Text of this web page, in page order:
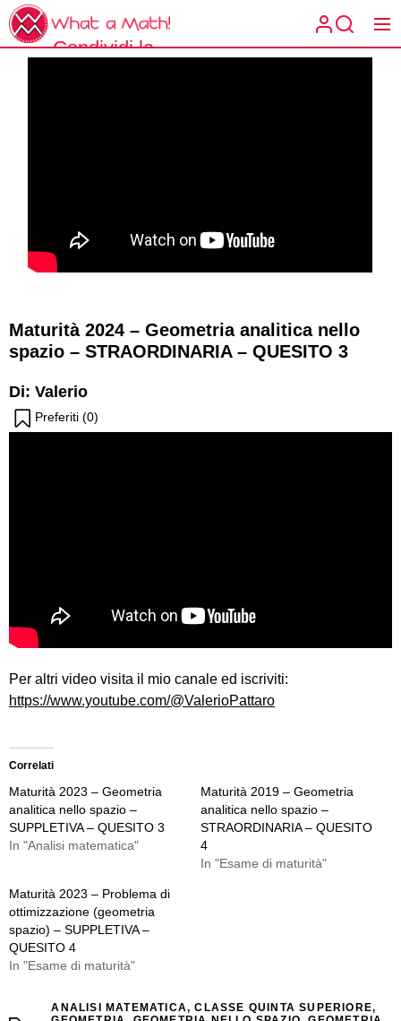
Skip
to
the
What
Math!
What a
Condividi la
Maturità 2024 – Geometria analitica nello
spazio – STRAORDINARIA – QUESITO 3
Di: Valerio
Preferiti (0)
Per altri video visita il mio canale ed iscriviti:
https://www.youtube.com/@ValerioPattaro
Correlati
Maturità 2023 – Geometria
analitica nello spazio –
SUPPLETIVA – QUESITO 3
In "Analisi matematica"
Maturità 2019 – Geometria
analitica nello spazio –
STRAORDINARIA – QUESITO
4
In "Esame di maturità"
Maturità 2023 – Problema di
ottimizzazione (geometria
spazio) – SUPPLETIVA –
QUESITO 4
In "Esame di maturità"
ANALISI MATEMATICA,CLASSE QUINTA SUPERIORE,